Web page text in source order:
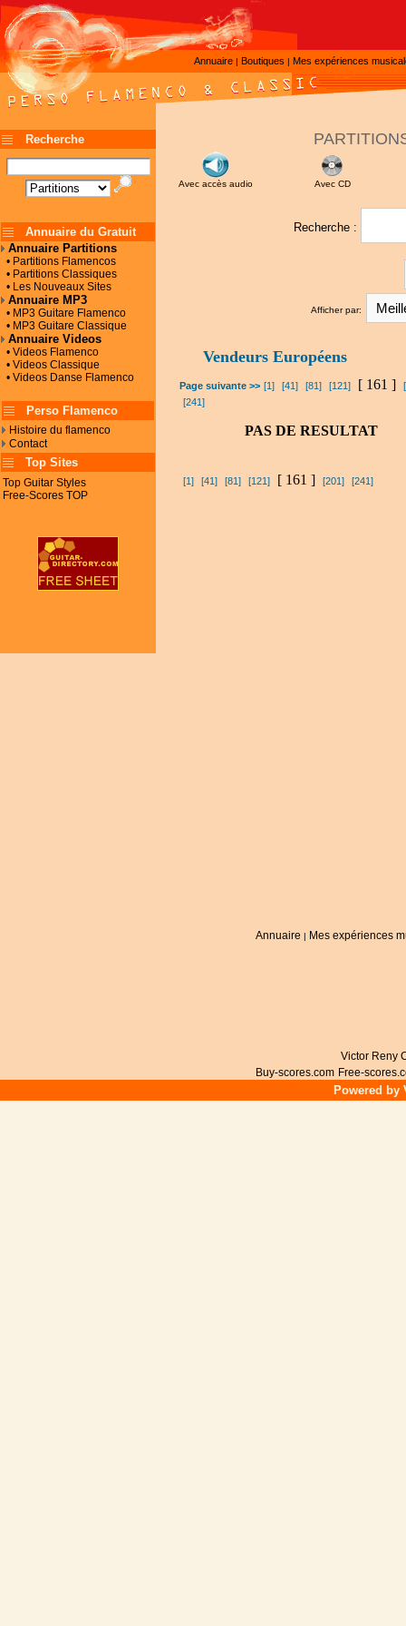
Annuaire | Boutiques | Mes expériences
Recherche
Annuaire du Gratuit
Annuaire Partitions
• Partitions Flamencos
• Partitions Classiques
• Les Nouveaux Sites
Annuaire MP3
• MP3 Guitare Flamenco
• MP3 Guitare Classique
Annuaire Videos
• Videos Flamenco
• Videos Classique
• Videos Danse Flamenco
Perso Flamenco
Histoire du flamenco
Contact
Top Sites
Top Guitar Styles
Free-Scores TOP
Avec accès audio Avec CD
Recherche :
Afficher par:
Vendeurs Européens
Page suivante >> [1] [41] [81] [121] [ 161 ]
[241]
PAS DE RESULTAT
[1] [41] [81] [121] [ 161 ] [201] [241]
Annuaire | Mes expériences
Victor Reny
Buy-scores.com Free-
Powered by